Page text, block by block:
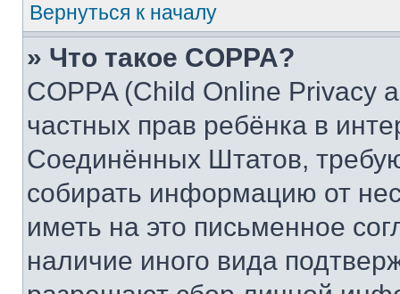
Вернуться к началу
» Что такое COPPA?
COPPA (Child Online Privacy
частных прав ребёнка в
Соединённых Штатов,
собирать информацию от
иметь на это письменное
наличие иного вида